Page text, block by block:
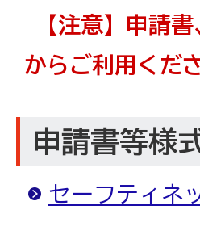
【注意】申請書
からご利用くだ
申請書等様
セーフティネ